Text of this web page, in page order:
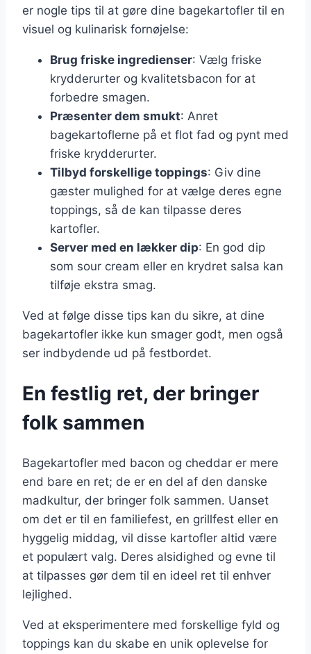
er nogle tips til at gøre dine bagekartofler til en
visuel og kulinarisk fornøjelse:
Brug friske ingredienser: Vælg friske
krydderurter og kvalitetsbacon for at
forbedre smagen.
Præsenter dem smukt: Anret
bagekartoflerne på et flot fad og pynt med
friske krydderurter.
Tilbyd forskellige toppings: Giv dine
gæster mulighed for at vælge deres egne
toppings, så de kan tilpasse deres
kartofler.
Server med en lækker dip: En god dip
som sour cream eller en krydret salsa kan
tilføje ekstra smag.
Ved at følge disse tips kan du sikre, at dine
bagekartofler ikke kun smager godt, men også
ser indbydende ud på festbordet.
En festlig ret, der bringer
folk sammen
Bagekartofler med bacon og cheddar er mere
end bare en ret; de er en del af den danske
madkultur, der bringer folk sammen. Uanset
om det er til en familiefest, en grillfest eller en
hyggelig middag, vil disse kartofler altid være
et populært valg. Deres alsidighed og evne til
at tilpasses gør dem til en ideel ret til enhver
lejlighed.
Ved at eksperimentere med forskellige fyld og
toppings kan du skabe en unik oplevelse for